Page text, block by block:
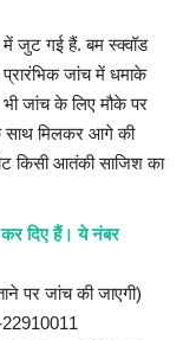
में जुट गई हैं. बम स्क्वॉड
जांच में धमाके
भी जांच के लिए मौके पर
साथ मिलकर आगे की
किसी आतंकी साजिश का
कर दिए हैं। ये नंबर
पर जांच की जाएगी)